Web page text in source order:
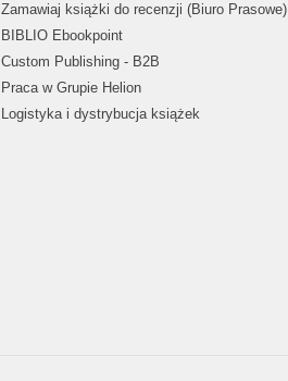
Zamawiaj książki do recenzji (Biuro Prasowe)
BIBLIO Ebookpoint
Custom Publishing - B2B
Praca w Grupie Helion
Logistyka i dystrybucja książek